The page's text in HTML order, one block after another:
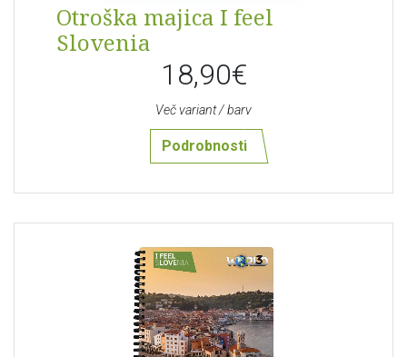
Otroška majica I feel
Slovenia
18,90€
Več variant / barv
Podrobnosti